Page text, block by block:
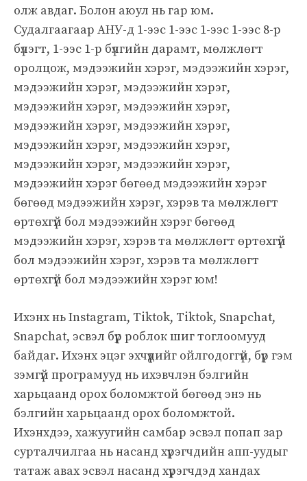
олж авдаг. Болон аюул нь гар юм.
Судалгаагаар АНУ-д 1-ээс 1-ээс 1-ээс 1-ээс 8-р
бүлэгт, 1-ээс 1-р бүлгийн дарамт, мөлжлөгт
оролцож, мэдээжийн хэрэг, мэдээжийн хэрэг,
мэдээжийн хэрэг, мэдээжийн хэрэг,
мэдээжийн хэрэг, мэдээжийн хэрэг,
мэдээжийн хэрэг, мэдээжийн хэрэг,
мэдээжийн хэрэг, мэдээжийн хэрэг,
мэдээжийн хэрэг, мэдээжийн хэрэг,
мэдээжийн хэрэг бөгөөд мэдээжийн хэрэг
бөгөөд мэдээжийн хэрэг, хэрэв та мөлжлөгт
өртөхгүй бол мэдээжийн хэрэг бөгөөд
мэдээжийн хэрэг, хэрэв та мөлжлөгт өртөхгүй
бол мэдээжийн хэрэг, хэрэв та мөлжлөгт
өртөхгүй бол мэдээжийн хэрэг юм!
Ихэнх нь Instagram, Tiktok, Tiktok, Snapchat,
Snapchat, эсвэл бүр роблок шиг тоглоомууд
байдаг. Ихэнх эцэг эхчүүдийг ойлгодоггүй, бүр гэм
зэмгүй програмууд нь ихэвчлэн бэлгийн
харьцаанд орох боломжтой бөгөөд энэ нь
бэлгийн харьцаанд орох боломжтой.
Ихэнхдээ, хажуугийн самбар эсвэл попап зар
сурталчилгаа нь насанд хүрэгчдийн апп-уудыг
татаж авах эсвэл насанд хүрэгчдэд хандах